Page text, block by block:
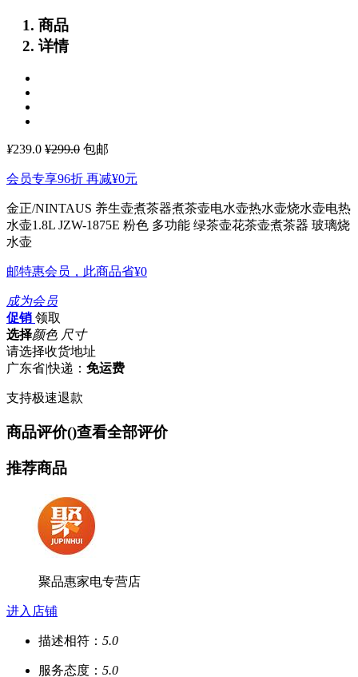
商品
详情
¥239.0 ¥299.0 包邮
会员专享96折 再减¥0元
金正/NINTAUS 养生壶煮茶器煮茶壶电水壶热水壶烧水壶电热
水壶1.8L JZW-1875E 粉色 多功能 绿茶壶花茶壶煮茶器 玻璃烧
水壶
邮特惠会员，此商品省¥0
成为会员
促销 领取
选择颜色 尺寸
请选择收货地址
广东省|快递： 免运费
支持极速退款
商品评价()查看全部评价
推荐商品
聚品惠家电专营店
进入店铺
描述相符： 5.0
服务态度： 5.0